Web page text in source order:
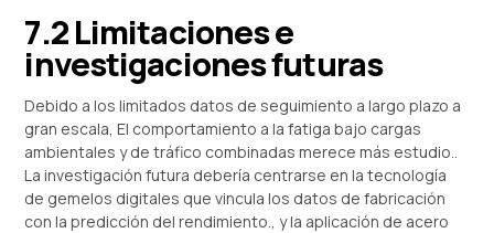
7.2 Limitaciones e
investigaciones futuras
Debido a los limitados datos de seguimiento a largo plazo a
gran escala, El comportamiento a la fatiga bajo cargas
ambientales y de tráfico combinadas merece más estudio..
La investigación futura debería centrarse en la tecnología
de gemelos digitales que vincula los datos de fabricación
con la predicción del rendimiento., y la aplicación de acero